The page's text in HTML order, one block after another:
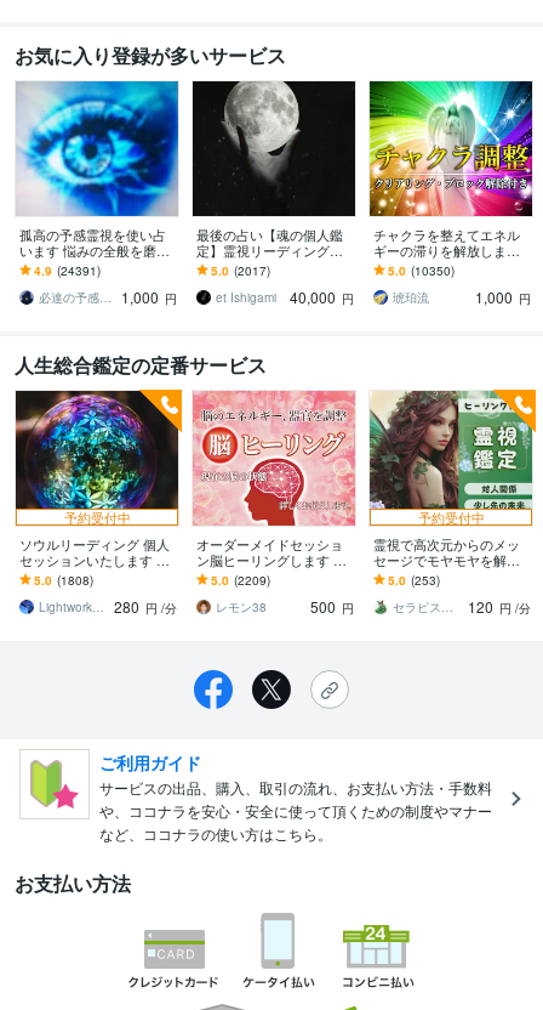
お気に入り登録が多いサービス
孤高の予感霊視を使い占
います 悩みの全般を磨き
上げ、研ぎ澄ました予感
より霊視により導きます
4.9 (24391)
必達の予感霊視 渡邊 潤一
1,000 円
最後の占い【魂の個人鑑
定】霊視リーディング承
ります 運命の地図を手
に、輝く人生を創る｜魂
の全体像を紐解く鑑定
5.0 (2017)
et Ishigami
40,000 円
チャクラを整えてエネル
ギーの滞りを解放します 7
割超リピート！人生を変
えたい人のエネルギー調
整
5.0 (10350)
琥珀流
1,000 円
人生総合鑑定の定番サービス
予約受付中
ソウルリーディング 個人
セッションいたします 魂
の喜び☆新しいエネルギ
ーと共に真実の望みへ
5.0 (1808)
Lightworker703
280 円 /分
オーダーメイドセッショ
ン脳ヒーリングします 脳
のコンディションを整え
るセッション
5.0 (2209)
レモン38
500 円
予約受付中
霊視で高次元からのメッ
セージでモヤモヤを解消
します 生年月日不要。相
手の気持ち・仕事・対人
関係など
5.0 (253)
セラピスト はる
120 円 /分
ご利用ガイド
サービスの出品、購入、取引の流れ、お支払い方法・手数料
や、ココナラを安心・安全に使って頂くための制度やマナー
など、ココナラの使い方はこちら。
お支払い方法